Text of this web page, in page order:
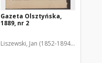
Gazeta Olsztyńska,
1889, nr 2
Liszewski, Jan (1852-1894). Red.